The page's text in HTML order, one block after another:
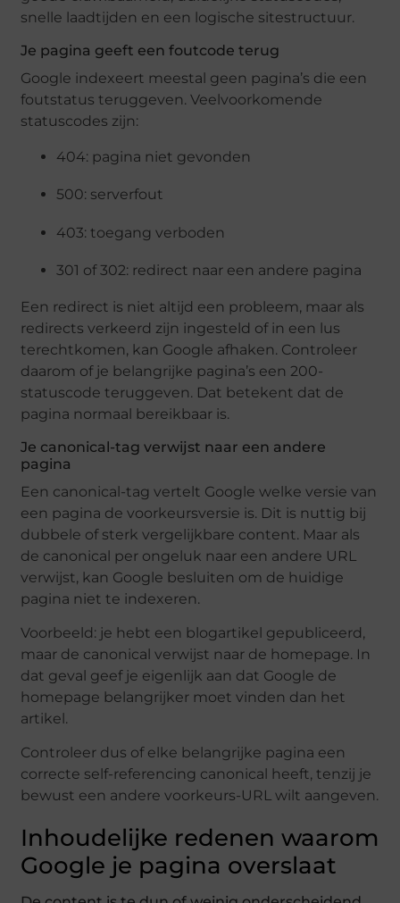
snelle laadtijden en een logische sitestructuur.
Je pagina geeft een foutcode terug
Google indexeert meestal geen pagina’s die een
foutstatus teruggeven. Veelvoorkomende
statuscodes zijn:
404: pagina niet gevonden
500: serverfout
403: toegang verboden
301 of 302: redirect naar een andere pagina
Een redirect is niet altijd een probleem, maar als
redirects verkeerd zijn ingesteld of in een lus
terechtkomen, kan Google afhaken. Controleer
daarom of je belangrijke pagina’s een 200-
statuscode teruggeven. Dat betekent dat de
pagina normaal bereikbaar is.
Je canonical-tag verwijst naar een andere
pagina
Een canonical-tag vertelt Google welke versie van
een pagina de voorkeursversie is. Dit is nuttig bij
dubbele of sterk vergelijkbare content. Maar als
de canonical per ongeluk naar een andere URL
verwijst, kan Google besluiten om de huidige
pagina niet te indexeren.
Voorbeeld: je hebt een blogartikel gepubliceerd,
maar de canonical verwijst naar de homepage. In
dat geval geef je eigenlijk aan dat Google de
homepage belangrijker moet vinden dan het
artikel.
Controleer dus of elke belangrijke pagina een
correcte self-referencing canonical heeft, tenzij je
bewust een andere voorkeurs-URL wilt aangeven.
Inhoudelijke redenen waarom
Google je pagina overslaat